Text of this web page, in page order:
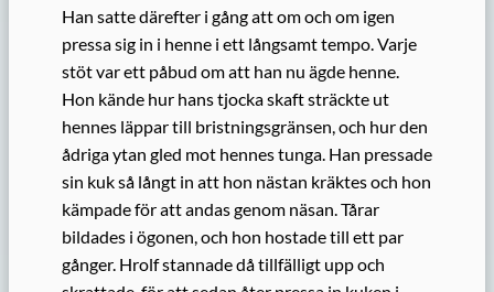
Han satte därefter i gång att om och om igen
pressa sig in i henne i ett långsamt tempo. Varje
stöt var ett påbud om att han nu ägde henne.
Hon kände hur hans tjocka skaft sträckte ut
hennes läppar till bristningsgränsen, och hur den
ådriga ytan gled mot hennes tunga. Han pressade
sin kuk så långt in att hon nästan kräktes och hon
kämpade för att andas genom näsan. Tårar
bildades i ögonen, och hon hostade till ett par
gånger. Hrolf stannade då tillfälligt upp och